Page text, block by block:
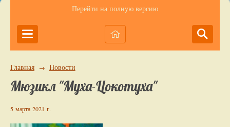
Перейти на полную версию
Главная → Новости
Мюзикл "Муха-Цокотуха"
5 марта 2021 г.